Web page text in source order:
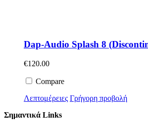
Dap-Audio Splash 8
€120.00
Compare
Λεπτομέρειες Γρήγορη προβολή
Σημαντικά Links